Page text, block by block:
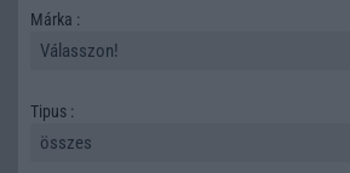
Márka :
Tipus :